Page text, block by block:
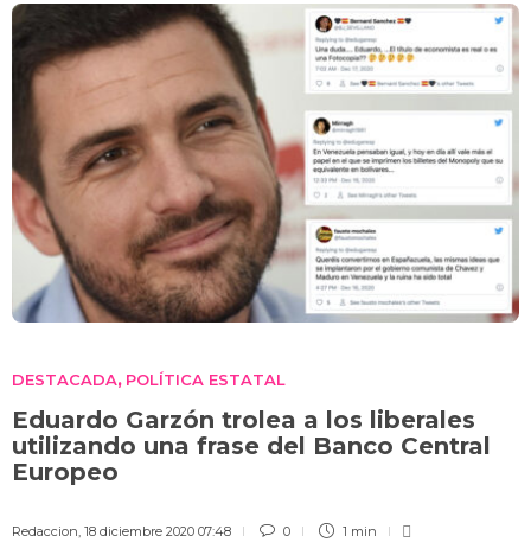
DESTACADA, POLÍTICA ESTATAL
Eduardo Garzón trolea a los liberales
utilizando una frase del Banco Central
Europeo
Redaccion, 18 diciembre 2020 07:48 0 1 min